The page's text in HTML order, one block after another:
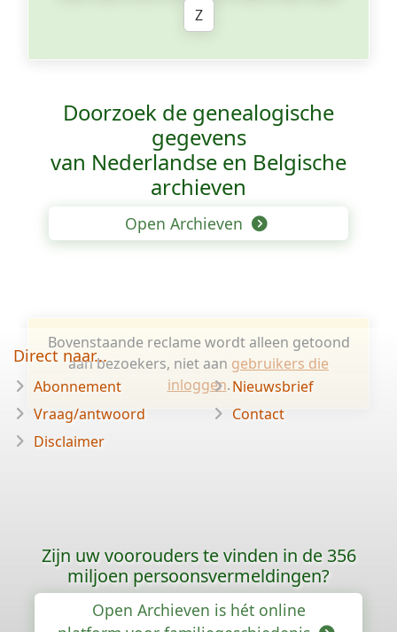
Z
Doorzoek de genealogische
gegevens
van Nederlandse en Belgische
archieven
Open Archieven
Bovenstaande reclame wordt alleen getoond
aan bezoekers, niet aan gebruikers die
inloggen.
Direct naar...
Abonnement
Vraag/antwoord
Disclaimer
Nieuwsbrief
Contact
Zijn uw voorouders te vinden in de 356
miljoen persoonsvermeldingen?
Open Archieven is hét online